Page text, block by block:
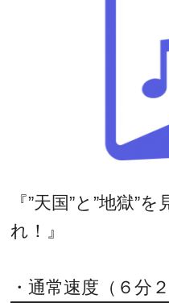
『”天国”と”地獄”
れ！』
・通常速度（６分２